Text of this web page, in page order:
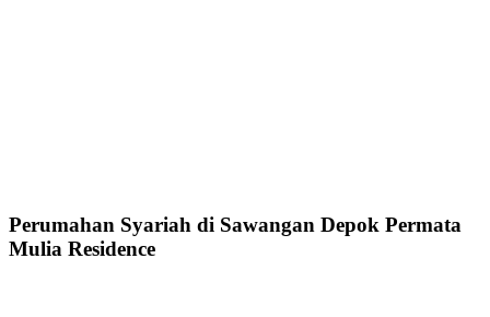
Perumahan Syariah di Sawangan Depok Permata
Mulia Residence